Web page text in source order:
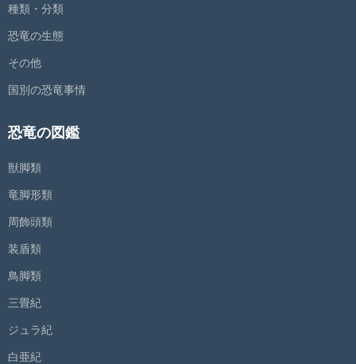
種類・分類
恐竜の生態
その他
国別の恐竜事情
恐竜の図鑑
獣脚類
竜脚形類
周飾頭類
装盾類
鳥脚類
三畳紀
ジュラ紀
白亜紀